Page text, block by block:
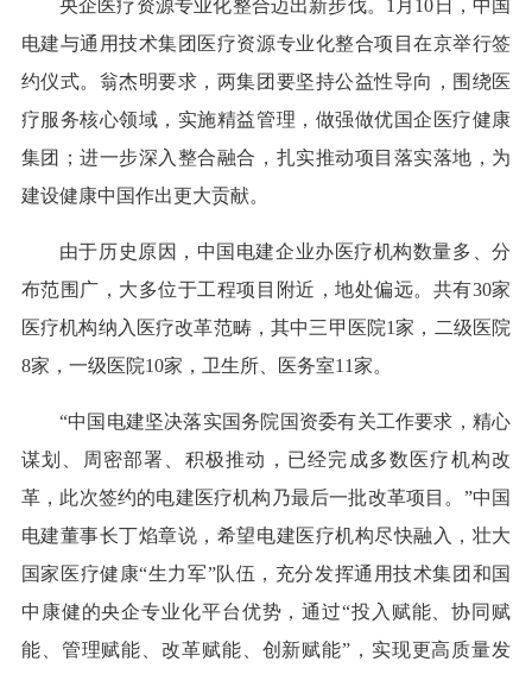
央企医疗资源专业化整合迈出新步伐。1月10日，中国
电建与通用技术集团医疗资源专业化整合项目在京举行签
约仪式。翁杰明要求，两集团要坚持公益性导向，围绕医
疗服务核心领域，实施精益管理，做强做优国企医疗健康
集团；进一步深入整合融合，扎实推动项目落实落地，为
建设健康中国作出更大贡献。
由于历史原因，中国电建企业办医疗机构数量多、分
布范围广，大多位于工程项目附近，地处偏远。共有30家
医疗机构纳入医疗改革范畴，其中三甲医院1家，二级医院
8家，一级医院10家，卫生所、医务室11家。
“中国电建坚决落实国务院国资委有关工作要求，精心
谋划、周密部署、积极推动，已经完成多数医疗机构改
革，此次签约的电建医疗机构乃最后一批改革项目。”中国
电建董事长丁焰章说，希望电建医疗机构尽快融入，壮大
国家医疗健康“生力军”队伍，充分发挥通用技术集团和国
中康健的央企专业化平台优势，通过“投入赋能、协同赋
能、管理赋能、改革赋能、创新赋能”，实现更高质量发